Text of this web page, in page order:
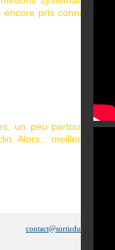
pris connaissance,
un peu partout dans
Alors... meilleurs voeux
contact@sortirdunucleaire.fr